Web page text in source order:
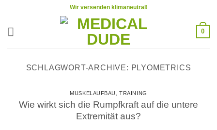
springen
Wir versenden klimaneutral!
0
SCHLAGWORT-ARCHIVE: PLYOMETRICS
MUSKELAUFBAU ,TRAINING
Wie wirkt sich die Rumpfkraft auf die untere
Extremität aus?